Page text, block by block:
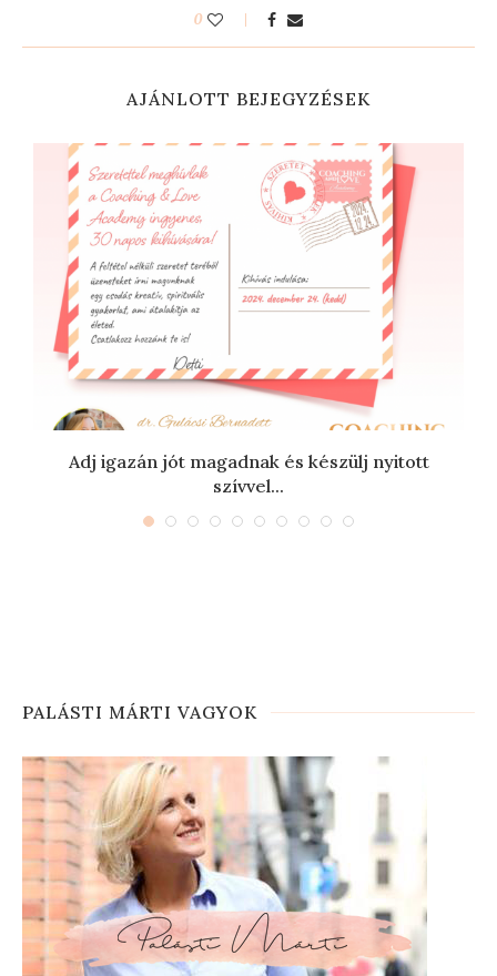
0
AJÁNLOTT BEJEGYZÉSEK
Adj igazán jót magadnak és készülj nyitott
szívvel...
PALÁSTI MÁRTI VAGYOK